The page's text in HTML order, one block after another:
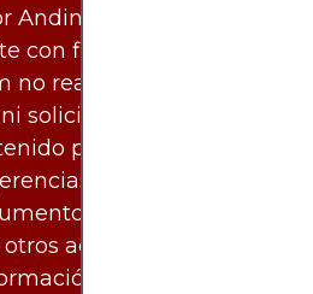
AndinoTrading.com se
con fines informativos.
no realiza
solicita acciones
proporcionado, ni
para invertir o
financieros,
activos.
disponibles en